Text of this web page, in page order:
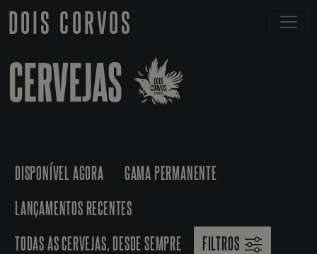
DOIS CORVOS
CERVEJAS
DISPONÍVEL AGORA
GAMA PERMANENTE
LANÇAMENTOS RECENTES
TODAS AS CERVEJAS, DESDE SEMPRE
FILTROS